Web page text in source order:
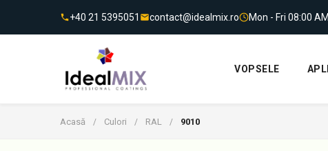
+40 21 5395051 contact@idealmix.ro Mon - Fri 08:00
VOPSELE
Acasă / Culori / RAL / 9010